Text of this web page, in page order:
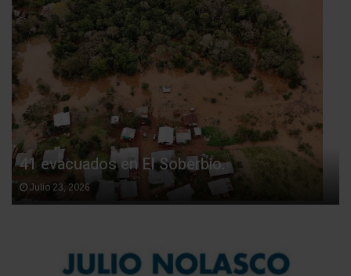
41 evacuados en El Soberbio.
Julio 23, 2026